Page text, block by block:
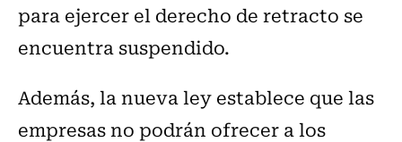
para ejercer el derecho de retracto se
encuentra suspendido.
Además, la nueva ley establece que las
empresas no podrán ofrecer a los